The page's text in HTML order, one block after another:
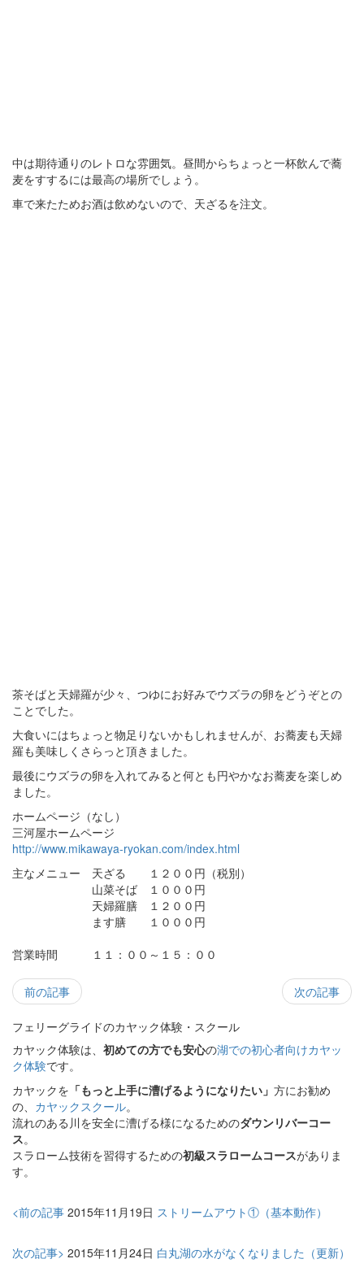
中は期待通りのレトロな雰囲気。昼間からちょっと一杯飲んで蕎
麦をすするには最高の場所でしょう。
車で来たためお酒は飲めないので、天ざるを注文。
茶そばと天婦羅が少々、つゆにお好みでウズラの卵をどうぞとの
ことでした。
大食いにはちょっと物足りないかもしれませんが、お蕎麦も天婦
羅も美味しくさらっと頂きました。
最後にウズラの卵を入れてみると何とも円やかなお蕎麦を楽しめ
ました。
ホームページ（なし）
三河屋ホームページ
http://www.mikawaya-ryokan.com/index.html
主なメニュー 天ざる １２００円（税別）
山菜そば １０００円
天婦羅膳 １２００円
ます膳 １０００円
営業時間 １１：００～１５：００
前の記事 次の記事
フェリーグライドのカヤック体験・スクール
カヤック体験は、 初めての方でも安心の湖での初心者向けカヤッ
ク体験です。
カヤックを 「もっと上手に漕げるようになりたい」 方にお勧め
の、 カヤックスクール。
流れのある川を安全に漕げる様になるためのダウンリバーコー
ス。
スラローム技術を習得するための初級スラロームコースがありま
す。
<前の記事 2015年11月19日 ストリームアウト①（基本動作）
次の記事> 2015年11月24日 白丸湖の水がなくなりました（更新）